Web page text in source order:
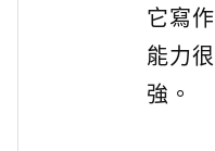
它寫作
能力很
強。